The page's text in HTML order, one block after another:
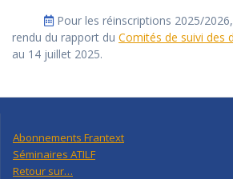
Pour les réinscriptions 2025/
rendu du rapport du Comités de suivi des
au 14 juillet 2025.
Abonnements Frantext
Séminaires ATILF
Retour sur…